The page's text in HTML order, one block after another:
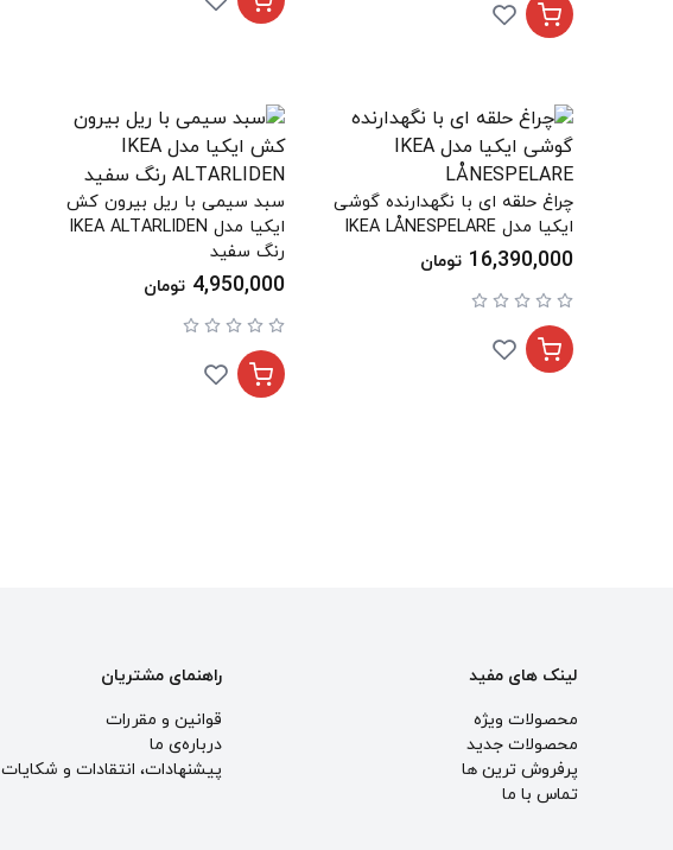
چراغ حلقه ای با نگهدارنده گوشی
ایکیا مدل IKEA LÅNESPELARE
16,390,000 تومان
سبد سیمی با ریل بیرون کش
ایکیا مدل IKEA ALTARLIDEN
رنگ سفید
4,950,000 تومان
لینک های مفید
محصولات ویژه
محصولات جدید
پرفروش ترین‌ ها
تماس با ما
راهنمای مشتریان
قوانین و مقررات
درباره‌ی ما
پيشنهادات، انتقادات و شكايات